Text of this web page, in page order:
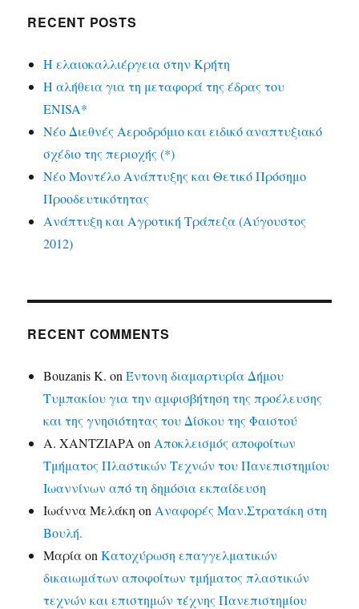
RECENT POSTS
Η ελαιοκαλλιέργεια στην Κρήτη
Η αλήθεια για τη μεταφορά της έδρας του
ENISA*
Νέο Διεθνές Αεροδρόμιο και ειδικό αναπτυξιακό
σχέδιο της περιοχής (*)
Νέο Μοντέλο Ανάπτυξης και Θετικό Πρόσημο
Προοδευτικότητας
Ανάπτυξη και Αγροτική Τράπεζα (Αύγουστος
2012)
RECENT COMMENTS
Bouzanis K. onΈντονη διαμαρτυρία Δήμου
Τυμπακίου για την αμφισβήτηση της προέλευσης
και της γνησιότητας του Δίσκου της Φαιστού
Α. ΧΑΝΤΖΙΑΡΑ on Αποκλεισμός αποφοίτων
Τμήματος Πλαστικών Τεχνών του Πανεπιστημίου
Ιωαννίνων από τη δημόσια εκπαίδευση
Ιωάννα Μελάκη on Αναφορές Μαν.Στρατάκη στη
Βουλή.
ΜαρίαonΚατοχύρωση επαγγελματικών
δικαιωμάτων αποφοίτων τμήματος πλαστικών
τεχνών και επιστημών τέχνης Πανεπιστημίου